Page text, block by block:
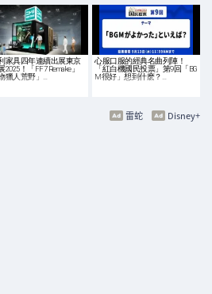
家具四年連續出展東京
2025！「FF7 Remake」
獵人荒野」…
心服口服的經典名曲列陣！
「紅白機國民投票」第9回「BG
M很好」想到什麽？…
Disney+
雷蛇